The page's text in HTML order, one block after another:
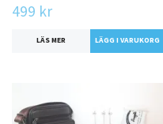
499 kr
LÄS MER